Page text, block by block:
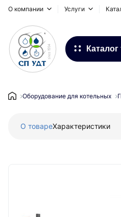
О компании Услуги
Оборудование для котельных
О товареХарактеристики